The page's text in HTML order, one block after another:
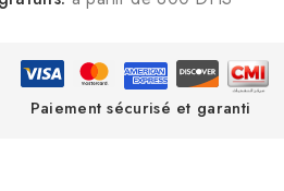
Paiement sécurisé et garanti